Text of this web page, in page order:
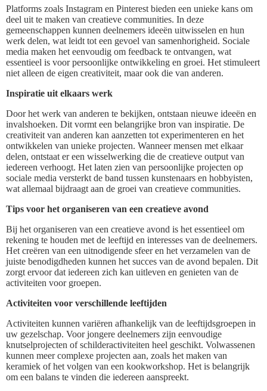
Platforms zoals Instagram en Pinterest bieden een unieke kans om
deel uit te maken van creatieve communities. In deze
gemeenschappen kunnen deelnemers ideeën uitwisselen en hun
werk delen, wat leidt tot een gevoel van samenhorigheid. Sociale
media maken het eenvoudig om feedback te ontvangen, wat
essentieel is voor persoonlijke ontwikkeling en groei. Het stimuleert
niet alleen de eigen creativiteit, maar ook die van anderen.
Inspiratie uit elkaars werk
Door het werk van anderen te bekijken, ontstaan nieuwe ideeën en
invalshoeken. Dit vormt een belangrijke bron van inspiratie. De
creativiteit van anderen kan aanzetten tot experimenteren en het
ontwikkelen van unieke projecten. Wanneer mensen met elkaar
delen, ontstaat er een wisselwerking die de creatieve output van
iedereen verhoogt. Het laten zien van persoonlijke projecten op
sociale media versterkt de band tussen kunstenaars en hobbyisten,
wat allemaal bijdraagt aan de groei van creatieve communities.
Tips voor het organiseren van een creatieve avond
Bij het organiseren van een creatieve avond is het essentieel om
rekening te houden met de leeftijd en interesses van de deelnemers.
Het creëren van een uitnodigende sfeer en het verzamelen van de
juiste benodigdheden kunnen het succes van de avond bepalen. Dit
zorgt ervoor dat iedereen zich kan uitleven en genieten van de
activiteiten voor groepen.
Activiteiten voor verschillende leeftijden
Activiteiten kunnen variëren afhankelijk van de leeftijdsgroepen in
uw gezelschap. Voor jongere deelnemers zijn eenvoudige
knutselprojecten of schilderactiviteiten heel geschikt. Volwassenen
kunnen meer complexe projecten aan, zoals het maken van
keramiek of het volgen van een kookworkshop. Het is belangrijk
om een balans te vinden die iedereen aanspreekt.